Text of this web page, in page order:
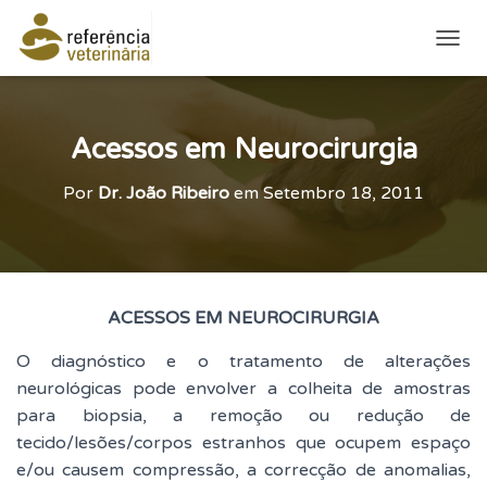
Acessos em Neurocirurgia
Por Dr. João Ribeiro emSetembro 18, 2011
ACESSOS EM NEUROCIRURGIA
O diagnóstico e o tratamento de alterações
neurológicas pode envolver a colheita de amostras
para biopsia, a remoção ou redução de
tecido/lesões/corpos estranhos que ocupem espaço
e/ou causem compressão, a correcção de anomalias,